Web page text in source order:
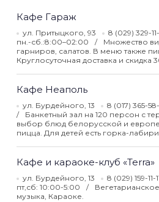
Кафе Гараж
ул. Притыцкого, 93 8 (029) 329-11-
пн.-сб.:8:00–02:00
Множество
гарниров, салатов. В меню также
Круглосуточная доставка и скидка
Кафе Неаполь
ул. Бурдейного, 13 8 (017) 365-
Банкетный зал на 120 персон с
выбор блюд белорусской и
пицца. Для детей есть горка-
Кафе и караоке-клуб «Terra»
ул. Бурдейного, 13 8 (029) 159-11-
пт,сб: 10:00-5:00
музыка, Караоке.